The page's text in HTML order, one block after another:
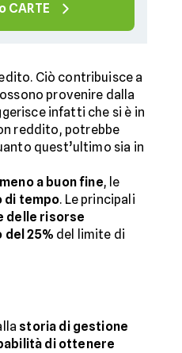
CARTE
Ciò contribuisce a
provenire dalla
infatti che si è in
reddito, potrebbe
quest’ultimo sia in
a buon fine, le
di tempo. Le principali
delle risorse
del 25% del limite di
storia di gestione
di ottenere